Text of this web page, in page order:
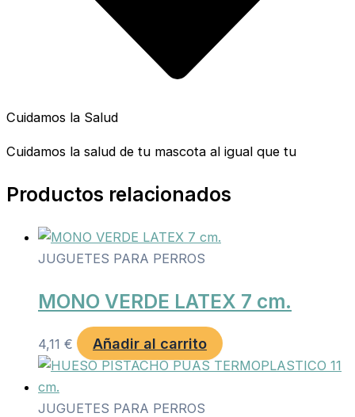
Cuidamos la Salud
Cuidamos la salud de tu mascota al igual que tu
Productos relacionados
JUGUETES PARA PERROS
MONO VERDE LATEX 7 cm.
4,11 € Añadir al carrito
JUGUETES PARA PERROS